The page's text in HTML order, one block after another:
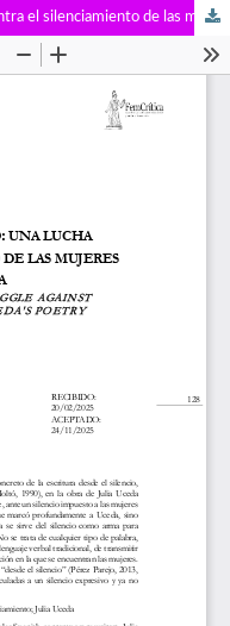
Escribir desde el silencio: una lucha contra el silenciamiento de las mujeres en la poesía de Julia Uceda.